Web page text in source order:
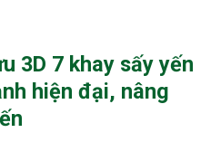
3D 7 khay sấy yến
hiện đại, nâng